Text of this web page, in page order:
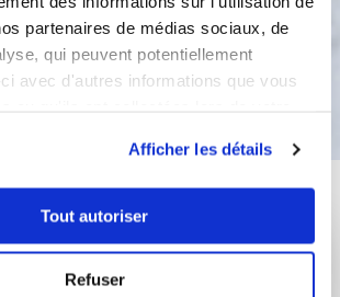
partenaires de médias sociaux, de
qui peuvent potentiellement
avec d'autres informations que vous
Afficher les détails
Tout autoriser
Refuser
appétit !
aussi ...